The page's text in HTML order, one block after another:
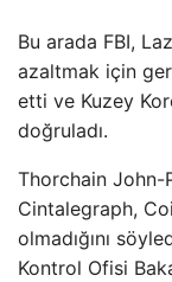
Bu arada FBI,
azaltmak için
etti ve Kuzey
doğruladı.
Thorchain John-
Cintalegraph,
olmadığını
Kontrol Ofisi